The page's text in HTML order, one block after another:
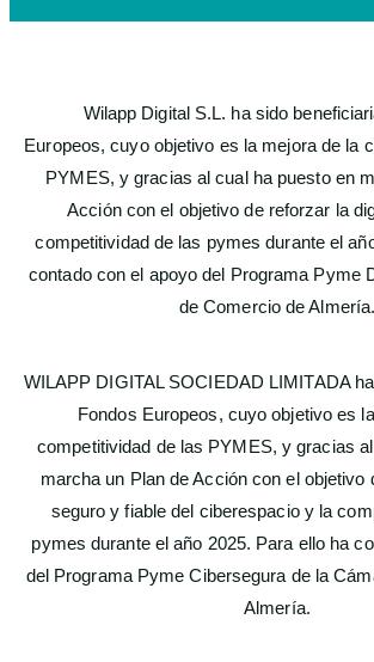
Wilapp Digital S.L. ha sido
Europeos, cuyo objetivo es la mejora de la
PYMES, y gracias al cual ha puesto en
Acción con el objetivo de reforzar la
competitividad de las pymes durante el
contado con el apoyo del Programa Pyme
de Comercio de Almería.
WILAPP DIGITAL SOCIEDAD LIMITADA
Fondos Europeos, cuyo objetivo es
competitividad de las PYMES, y gracias
marcha un Plan de Acción con el objetivo
seguro y fiable del ciberespacio y la
pymes durante el año 2025. Para ello ha
del Programa Pyme Cibersegura de la
Almería.